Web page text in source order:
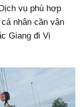
vụ phù hợp
nhân cần vận
Giang đi Vị